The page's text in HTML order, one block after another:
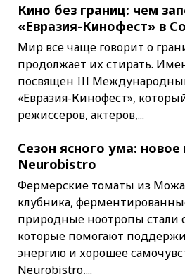
Кино без границ: чем
«Евразия-Кинофест» в
Мир все чаще говорит о
продолжает их стирать.
посвящен III
«Евразия-Кинофест»,
режиссеров, актеров,...
Сезон ясного ума:
Neurobistro
Фермерские томаты из
клубника,
природные ноотропы стали
которые помогают
энергию и хорошее
Neurobistro,...